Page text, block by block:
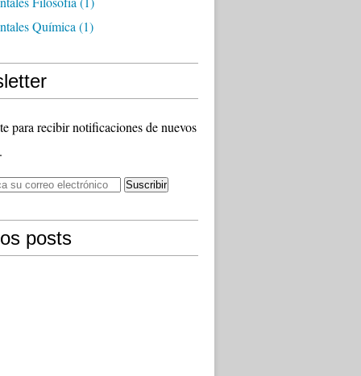
Química (1)
para recibir notificaciones de nuevos
posts